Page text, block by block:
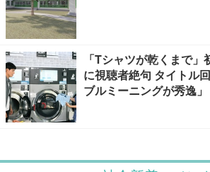
「Tシャツが乾くまで
に視聴者絶句 タイトル
ブルミーニングが秀逸